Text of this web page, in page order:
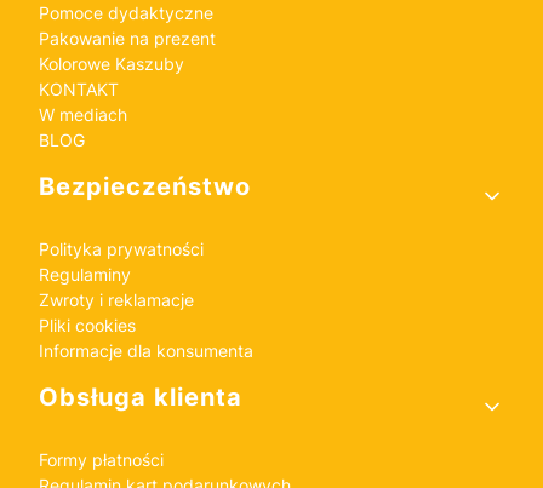
Pomoce dydaktyczne
Pakowanie na prezent
Kolorowe Kaszuby
KONTAKT
W mediach
BLOG
Bezpieczeństwo
Polityka prywatności
Regulaminy
Zwroty i reklamacje
Pliki cookies
Informacje dla konsumenta
Obsługa klienta
Formy płatności